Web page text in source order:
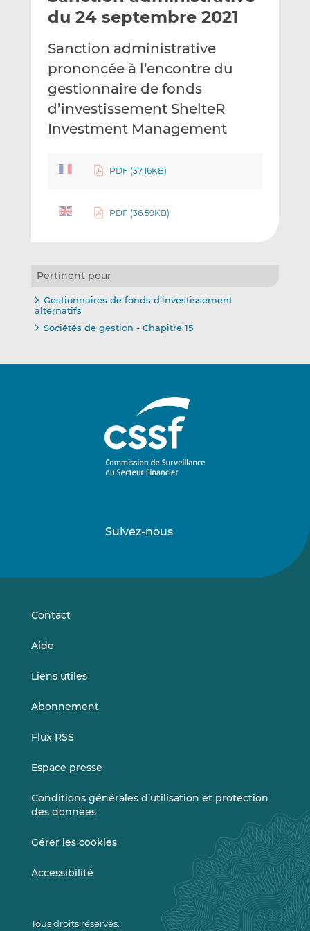
e
r
p
r
e
m
g
e
r
u
r
L
e
n
g
e
r
u
r
F
b
k
du 24 septembre 2021
Sanction administrative
prononcée à l’encontre du
gestionnaire de fonds
d’investissement ShelteR
Investment Management
PDF (37.16KB)
PDF (36.59KB)
Pertinent pour
Gestionnaires de fonds d'investissement
alternatifs
Sociétés de gestion - Chapitre 15
Suivez-nous
sursur
Contact
Aide
Liens utiles
Abonnement
Flux RSS
Espace presse
Conditions générales d’utilisation et protection
des données
Gérer les cookies
Accessibilité
Tous droits réservés.